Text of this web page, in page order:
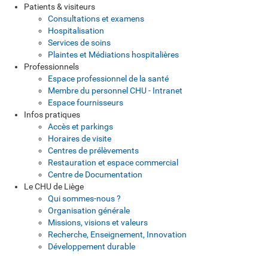
Patients & visiteurs
Consultations et examens
Hospitalisation
Services de soins
Plaintes et Médiations hospitalières
Professionnels
Espace professionnel de la santé
Membre du personnel CHU - Intranet
Espace fournisseurs
Infos pratiques
Accès et parkings
Horaires de visite
Centres de prélèvements
Restauration et espace commercial
Centre de Documentation
Le CHU de Liège
Qui sommes-nous ?
Organisation générale
Missions, visions et valeurs
Recherche, Enseignement, Innovation
Développement durable